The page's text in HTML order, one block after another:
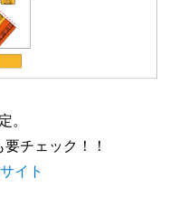
。
チェック！！
イト